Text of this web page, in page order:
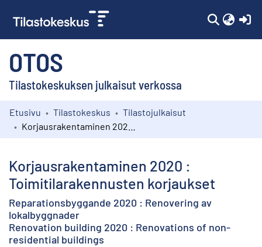
OTOS
Tilastokeskuksen julkaisut verkossa
Kokoelmat
Etusivu Tilastokeskus
Tilastojulkaisut
Korjausrakentaminen 2020 :
Toimitilarakennusten korjaukset
Reparationsbyggande 2020 : Renovering av
lokalbyggnader
Renovation building 2020 : Renovations of non-
residential buildings